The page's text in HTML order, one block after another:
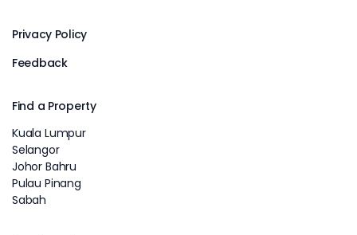
Privacy Policy
Feedback
Find a Property
Kuala Lumpur
Selangor
Johor Bahru
Pulau Pinang
Sabah